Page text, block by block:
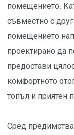
помещението.
съвместно с
помещението
проектирано да
предостави
комфортното
топъл и приятен
Сред